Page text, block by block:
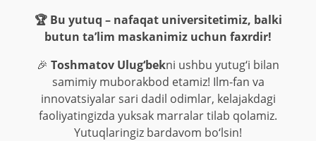
🏆 Bu yutuq – nafaqat universitetimiz, balki
butun ta’lim maskanimiz uchun faxrdir!
🎉 Toshmatov Ulug‘bekni ushbu yutug‘i bilan
samimiy muborakbod etamiz! Ilm-fan va
innovatsiyalar sari dadil odimlar, kelajakdagi
faoliyatingizda yuksak marralar tilab qolamiz.
Yutuqlaringiz bardavom bo‘lsin!